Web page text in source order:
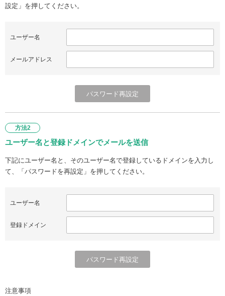
設定」を押してください。
ユーザー名
メールアドレス
方法2
ユーザー名と登録ドメインでメールを送信
下記にユーザー名と、そのユーザー名で登録しているドメインを入力し
て、「パスワードを再設定」を押してください。
ユーザー名
登録ドメイン
注意事項